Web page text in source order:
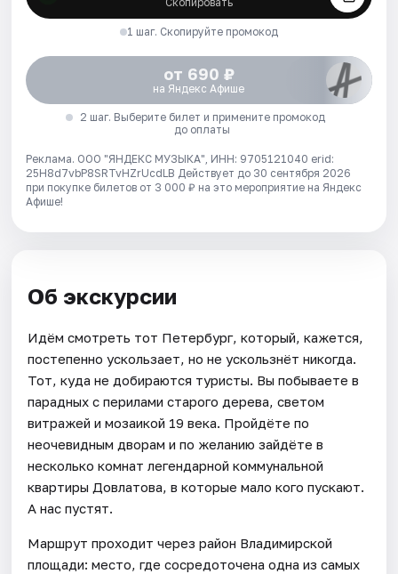
1 шаг. Скопируйте промокод
от 690 ₽
на Яндекс Афише
2 шаг. Выберите билет и примените промокод
до оплаты
Реклама. ООО "ЯНДЕКС МУЗЫКА", ИНН: 9705121040 erid:
25H8d7vbP8SRTvHZrUcdLB Действует до 30 сентября 2026
при покупке билетов от 3 000 ₽ на это мероприятие на Яндекс
Афише!
Об экскурсии
Идём смотреть тот Петербург, который, кажется,
постепенно ускользает, но не ускользнёт никогда.
Тот, куда не добираются туристы. Вы побываете в
парадных с перилами старого дерева, светом
витражей и мозаикой 19 века. Пройдёте по
неочевидным дворам и по желанию зайдёте в
несколько комнат легендарной коммунальной
квартиры Довлатова, в которые мало кого пускают.
А нас пустят.
Маршрут проходит через район Владимирской
площади: место, где сосредоточена одна из самых